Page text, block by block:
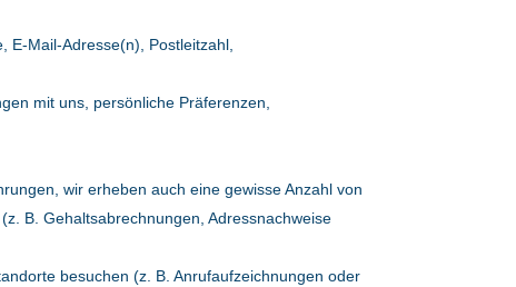
E-Mail-Adresse(n), Postleitzahl,
mit uns, persönliche Präferenzen,
wir erheben auch eine gewisse Anzahl von
B. Gehaltsabrechnungen, Adressnachweise
besuchen (z. B. Anrufaufzeichnungen oder